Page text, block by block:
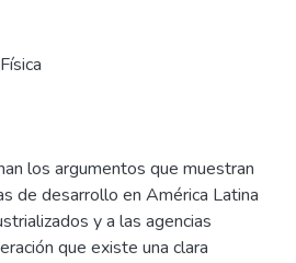
los argumentos que muestran
de desarrollo en América Latina
y a las agencias
que existe una clara